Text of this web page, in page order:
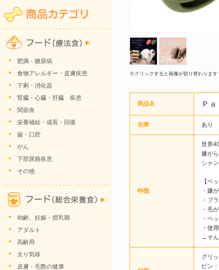
※クリックすると画像が切り替わります
商品名 Ｐ
在庫 あり
特徴
世界
嫌が
シャ
【ペ
・嫌
・ブ
・毛
・ペ
・使
→そん
グリ
ピン
肥満・糖尿病
食物アレルギー・皮膚疾患
下痢・消化器
腎臓・心臓・肝臓 疾患
関節炎
栄養補給・成長・回復
歯・口腔
がん
下部尿路疾患
その他
幼齢、妊娠・授乳期
アダルト
高齢用
太り気味
皮膚・毛艶の健康